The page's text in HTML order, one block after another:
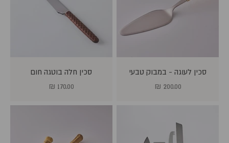
סכין לעוגה - במבוק טבעי
מחיר מבצע
200.00 ₪
סכין חלה בוטגה חום
מחיר מבצע
170.00 ₪